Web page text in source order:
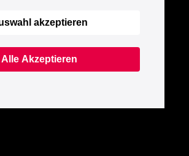
akzeptieren
Alle Akzeptieren